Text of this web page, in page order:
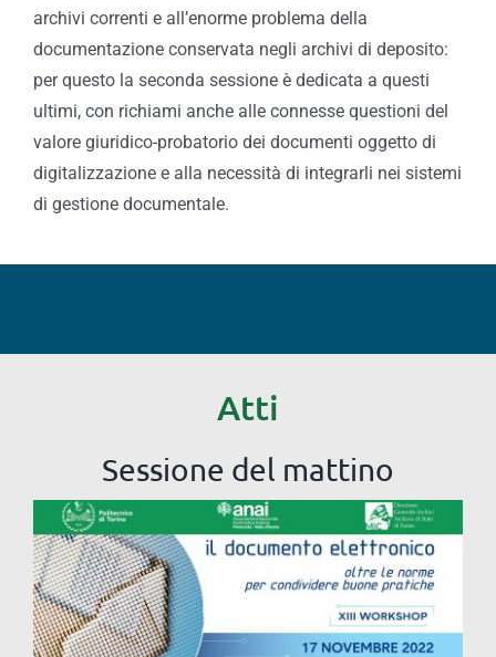
archivi correnti e all’enorme problema della
documentazione conservata negli archivi di deposito:
per questo la seconda sessione è dedicata a questi
ultimi, con richiami anche alle connesse questioni del
valore giuridico-probatorio dei documenti oggetto di
digitalizzazione e alla necessità di integrarli nei sistemi
di gestione documentale.
Atti
Sessione del mattino
Saluti istituzionali